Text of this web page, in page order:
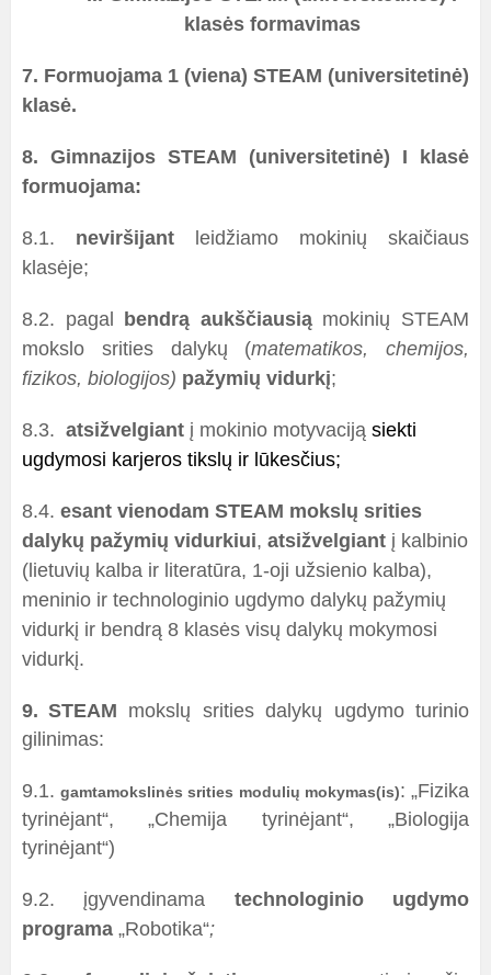
klasės formavimas
7. Formuojama 1 (viena) STEAM (universitetinė)
klasė.
8. Gimnazijos STEAM (universitetinė) I klasė
formuojama:
8.1. neviršijant leidžiamo mokinių skaičiaus
klasėje;
8.2. pagal bendrą aukščiausiąmokinių STEAM
mokslo srities dalykų (matematikos, chemijos,
fizikos, biologijos) pažymių vidurkį;
8.3. atsižvelgiant į mokinio motyvaciją siekti
ugdymosi karjeros tikslų ir lūkesčius;
8.4. esant vienodam STEAM mokslų srities
dalykų pažymių vidurkiui, atsižvelgiant į kalbinio
(lietuvių kalba ir literatūra, 1-oji užsienio kalba),
meninio ir technologinio ugdymo dalykų pažymių
vidurkį ir bendrą 8 klasės visų dalykų mokymosi
vidurkį.
9. STEAM mokslų srities dalykų ugdymo turinio
gilinimas:
9.1.gamtamokslinės srities modulių mokymas(is): „Fizika
tyrinėjant“, „Chemija tyrinėjant“, „Biologija
tyrinėjant“)
9.2. įgyvendinama technologinio ugdymo
programa „Robotika“;